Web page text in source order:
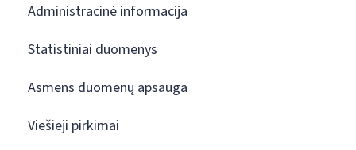
Administracinė informacija
Statistiniai duomenys
Asmens duomenų apsauga
Viešieji pirkimai